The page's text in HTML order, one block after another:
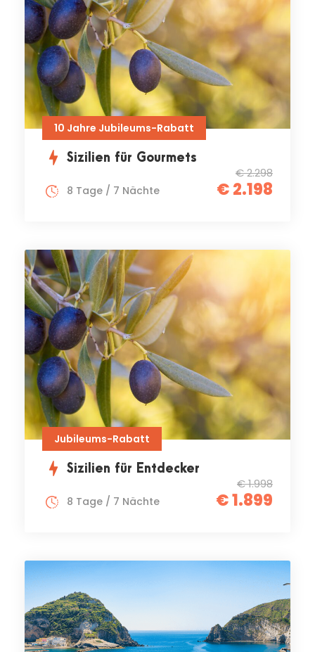
10 Jahre Jubileums-Rabatt
Sizilien für Gourmets
€ 2.298
€ 2.198
8 Tage / 7 Nächte
Jubileums-Rabatt
Sizilien für Entdecker
€ 1.998
€ 1.899
8 Tage / 7 Nächte